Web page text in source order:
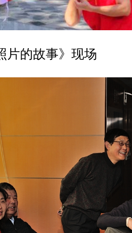
片的故事》现场